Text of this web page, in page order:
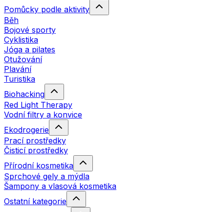
Pomůcky podle aktivity
Běh
Bojové sporty
Cyklistika
Jóga a pilates
Otužování
Plavání
Turistika
Biohacking
Red Light Therapy
Vodní filtry a konvice
Ekodrogerie
Prací prostředky
Čisticí prostředky
Přírodní kosmetika
Sprchové gely a mýdla
Šampony a vlasová kosmetika
Ostatní kategorie